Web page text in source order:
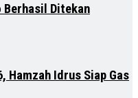
Ditekan
Hamzah Idrus Siap Gas